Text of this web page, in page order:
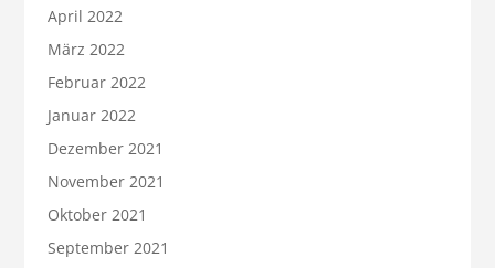
April 2022
März 2022
Februar 2022
Januar 2022
Dezember 2021
November 2021
Oktober 2021
September 2021